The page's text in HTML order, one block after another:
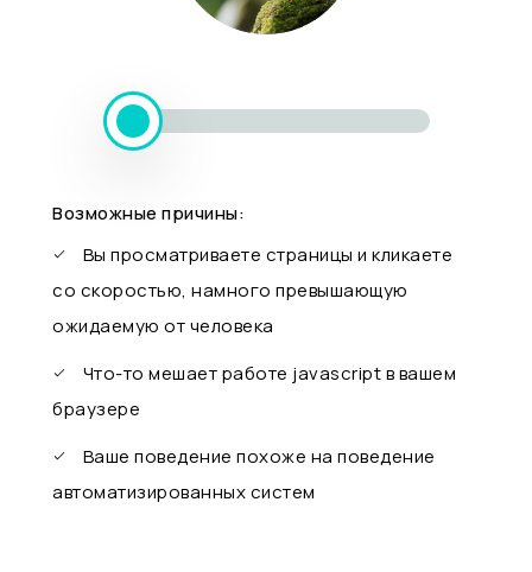
Возможные причины:
Вы просматриваете страницы и кликаете
со скоростью, намного превышающую
ожидаемую от человека
Что-то мешает работе javascript в вашем
браузере
Ваше поведение похоже на поведение
автоматизированных систем